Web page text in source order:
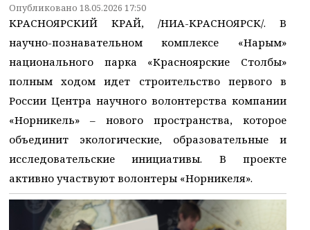
Опубликовано 18.05.2026 17:50
КРАСНОЯРСКИЙ КРАЙ, /НИА-КРАСНОЯРСК/. В
научно-познавательном комплексе «Нарым»
национального парка «Красноярские Столбы»
полным ходом идет строительство первого в
России Центра научного волонтерства компании
«Норникель» – нового пространства, которое
объединит экологические, образовательные и
исследовательские инициативы. В проекте
активно участвуют волонтеры «Норникеля».